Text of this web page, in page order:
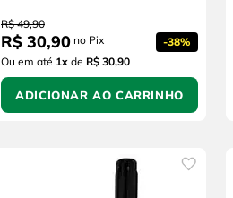
R$ 49,90
R$ 30,90 no Pix -38%
Ou em até 1x de R$ 30,90
ADICIONAR AO CARRINHO